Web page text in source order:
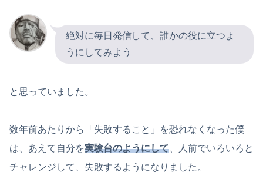
絶対に毎日発信して、誰かの役に立つよ
うにしてみよう
と思っていました。
数年前あたりから「失敗すること」を恐れなくなった僕
は、あえて自分を実験台のようにして 、人前でいろいろと
チャレンジして、失敗するようになりました。